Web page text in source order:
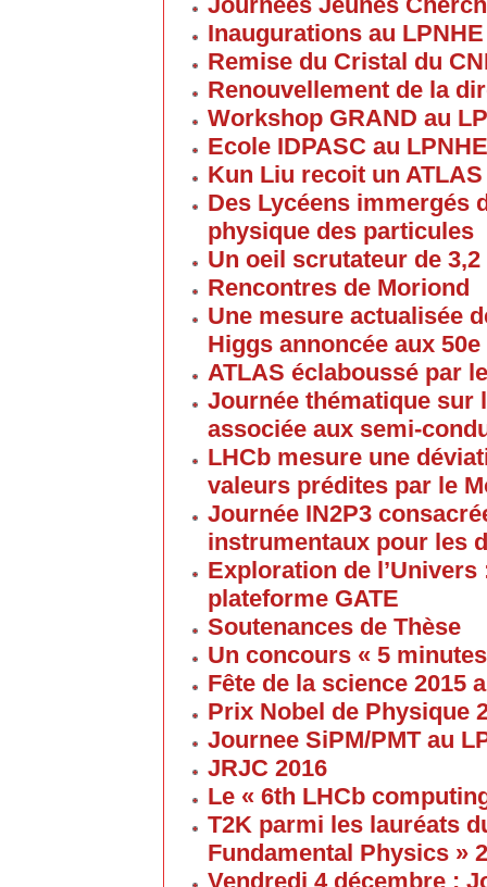
Inaugurations au LPNHE
Remise du Cristal du
Renouvellement de la
Workshop GRAND au
Ecole IDPASC au LPNHE
Kun Liu recoit un
Des Lycéens immergés
physique des particules
Un oeil scrutateur de
Rencontres de Moriond
Une mesure actualisée
Higgs annoncée aux
ATLAS éclaboussé par
Journée thématique sur
associée aux semi-
LHCb mesure une
valeurs prédites par le
Journée IN2P3
instrumentaux pour les
Exploration de
plateforme GATE
Soutenances de Thèse
Un concours « 5
Fête de la science 2015
Prix Nobel de Physique
Journee SiPM/PMT au
JRJC 2016
Le « 6th LHCb
T2K parmi les lauréats
Fundamental Physics »
Vendredi 4 décembre :